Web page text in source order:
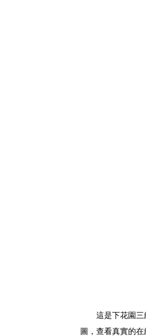
這是下花園
圖，查看真實的